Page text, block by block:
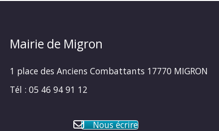
Mairie de Migron
1 place des Anciens Combattants 17770 MIGRON
Tél : 05 46 94 91 12
Nous écrire